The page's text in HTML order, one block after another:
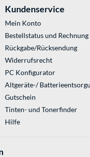
Kundenservice
Mein Konto
Bestellstatus und Rechnung
Rückgabe/Rücksendung
Widerrufsrecht
PC Konfigurator
Altgeräte-/
Gutschein
Tinten- und Tonerfinder
Hilfe